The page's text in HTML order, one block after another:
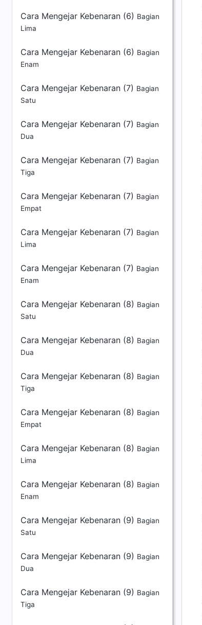
Cara Mengejar Kebenaran (6) Bagian
Lima
Cara Mengejar Kebenaran (6) Bagian
Enam
Cara Mengejar Kebenaran (7) Bagian
Satu
Cara Mengejar Kebenaran (7) Bagian
Dua
Cara Mengejar Kebenaran (7) Bagian
Tiga
Cara Mengejar Kebenaran (7) Bagian
Empat
Cara Mengejar Kebenaran (7) Bagian
Lima
Cara Mengejar Kebenaran (7) Bagian
Enam
Cara Mengejar Kebenaran (8) Bagian
Satu
Cara Mengejar Kebenaran (8) Bagian
Dua
Cara Mengejar Kebenaran (8) Bagian
Tiga
Cara Mengejar Kebenaran (8) Bagian
Empat
Cara Mengejar Kebenaran (8) Bagian
Lima
Cara Mengejar Kebenaran (8) Bagian
Enam
Cara Mengejar Kebenaran (9) Bagian
Satu
Cara Mengejar Kebenaran (9) Bagian
Dua
Cara Mengejar Kebenaran (9) Bagian
Tiga